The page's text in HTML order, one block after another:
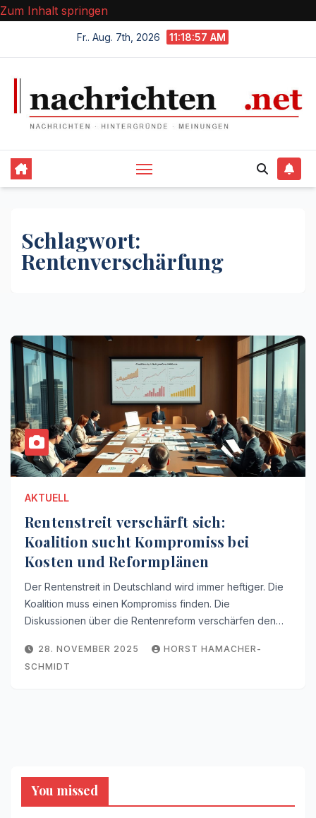
Zum Inhalt springen
Fr.. Aug. 7th, 2026 11:18:57 AM
Schlagwort:
Rentenverschärfung
AKTUELL
Rentenstreit verschärft sich:
Koalition sucht Kompromiss bei
Kosten und Reformplänen
Der Rentenstreit in Deutschland wird immer heftiger. Die
Koalition muss einen Kompromiss finden. Die
Diskussionen über die Rentenreform verschärfen den…
28. NOVEMBER 2025
HORST HAMACHER-
SCHMIDT
You missed